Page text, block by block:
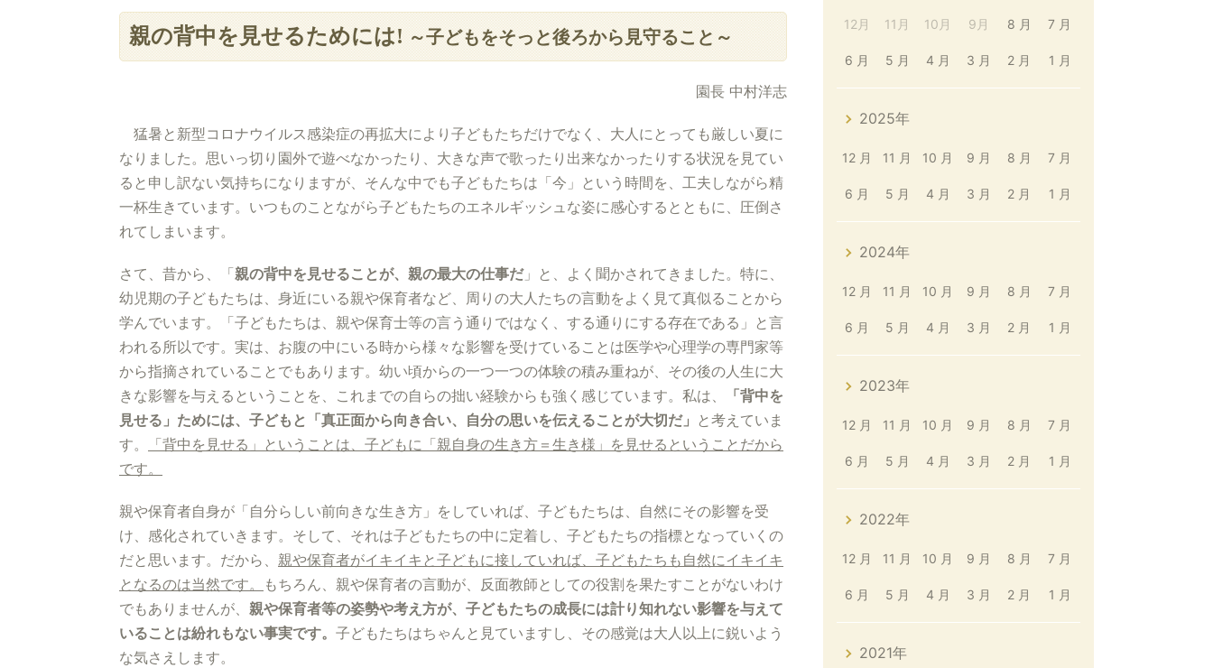
親の背中を見せるためには!～子どもをそっと後ろから見守ること～
園長 中村洋志
猛暑と新型コロナウイルス感染症の再拡大により子どもたちだけでなく、大人にとっても厳しい夏に
なりました。思いっ切り園外で遊べなかったり、大きな声で歌ったり出来なかったりする状況を見てい
ると申し訳ない気持ちになりますが、そんな中でも子どもたちは「今」という時間を、工夫しながら精
一杯生きています。いつものことながら子どもたちのエネルギッシュな姿に感心するとともに、圧倒さ
れてしまいます。
さて、昔から、「親の背中を見せることが、親の最大の仕事だ」と、よく聞かされてきました。特に、
幼児期の子どもたちは、身近にいる親や保育者など、周りの大人たちの言動をよく見て真似ることから
学んでいます。「子どもたちは、親や保育士等の言う通りではなく、する通りにする存在である」と言
われる所以です。実は、お腹の中にいる時から様々な影響を受けていることは医学や心理学の専門家等
から指摘されていることでもあります。幼い頃からの一つ一つの体験の積み重ねが、その後の人生に大
きな影響を与えるということを、これまでの自らの拙い経験からも強く感じています。私は、
「背中を
見せる」ためには、子どもと「真正面から向き合い、自分の思いを伝えることが大切だ」 と考えていま
す。
「背中を見せる」ということは、子どもに「親自身の生き方＝生き様」を見せるということだから
です。
親や保育者自身が「自分らしい前向きな生き方」をしていれば、子どもたちは、自然にその影響を受
け、感化されていきます。そして、それは子どもたちの中に定着し、子どもたちの指標となっていくの
だと思います。だから、 親や保育者がイキイキと子どもに接していれば、子どもたちも自然にイキイキ
となるのは当然です。
もちろん、親や保育者の言動が、反面教師としての役割を果たすことがないわけ
でもありませんが、 親や保育者等の姿勢や考え方が、子どもたちの成長には計り知れない影響を与えて
いることは紛れもない事実です。 子どもたちはちゃんと見ていますし、その感覚は大人以上に鋭いよう
な気さえします。
12月 11月 10月 9月 8 月 7 月
6 月 5 月 4 月 3 月 2 月 1 月
2025年
12 月 11 月 10 月 9 月 8 月 7 月
6 月 5 月 4 月 3 月 2 月 1 月
2024年
12 月 11 月 10 月 9 月 8 月 7 月
6 月 5 月 4 月 3 月 2 月 1 月
2023年
12 月 11 月 10 月 9 月 8 月 7 月
6 月 5 月 4 月 3 月 2 月 1 月
2022年
12 月 11 月 10 月 9 月 8 月 7 月
6 月 5 月 4 月 3 月 2 月 1 月
2021年